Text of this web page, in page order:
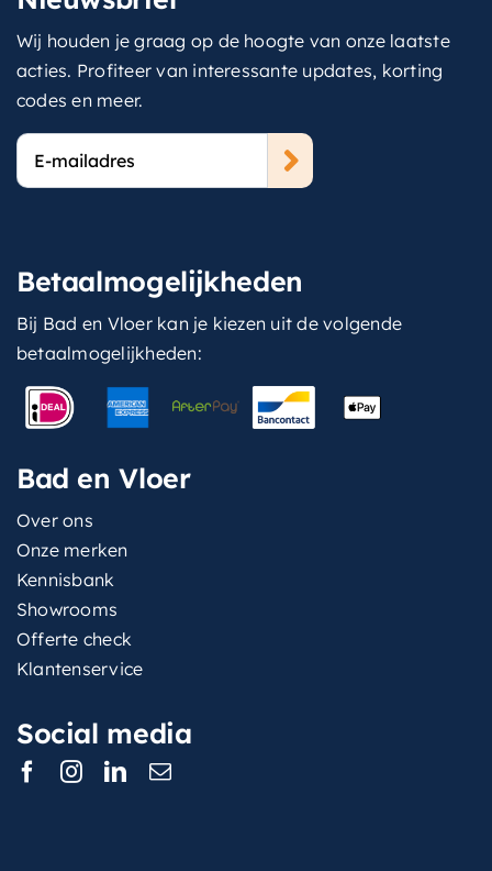
Wij houden je graag op de hoogte van onze laatste
acties. Profiteer van interessante updates, korting
codes en meer.
E-
mailadres
Betaalmogelijkheden
Bij Bad en Vloer kan je kiezen uit de volgende
betaalmogelijkheden:
Bad en Vloer
Over ons
Onze merken
Kennisbank
Showrooms
Offerte check
Klantenservice
Social media